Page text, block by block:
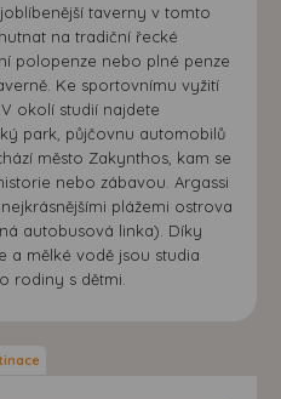
taverny v tomto
na tradiční řecké
polopenze nebo plné penze
Ke sportovnímu vyžití
okolí studií najdete
park, půjčovnu automobilů
město Zakynthos, kam se
nebo zábavou. Argassi
plážemi ostrova
autobusová linka). Díky
a mělké vodě jsou studia
rodiny s dětmi.